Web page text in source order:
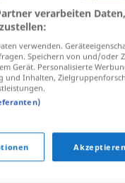
für "bissig"
verarbeiten
verwenden.
Speichern von und/oder
Gerät. Personalisierte
und Inhalten,
Akzeptieren